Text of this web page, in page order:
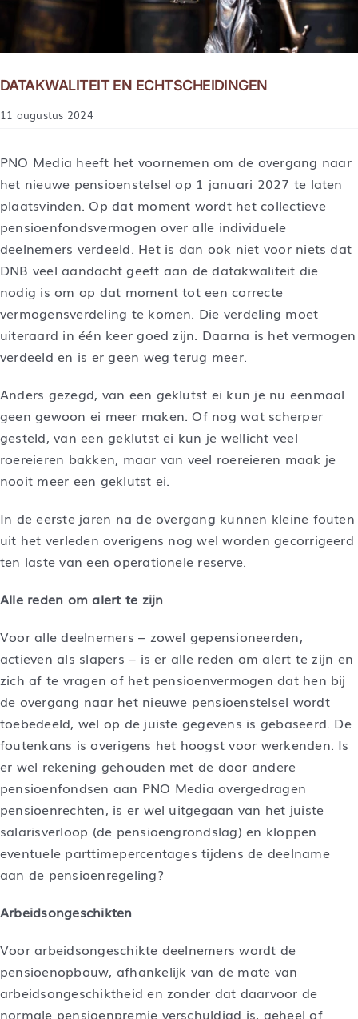
DATAKWALITEIT EN ECHTSCHEIDINGEN
11 augustus 2024
PNO Media heeft het voornemen om de overgang naar
het nieuwe pensioenstelsel op 1 januari 2027 te laten
plaatsvinden. Op dat moment wordt het collectieve
pensioenfondsvermogen over alle individuele
deelnemers verdeeld. Het is dan ook niet voor niets dat
DNB veel aandacht geeft aan de datakwaliteit die
nodig is om op dat moment tot een correcte
vermogensverdeling te komen. Die verdeling moet
uiteraard in één keer goed zijn. Daarna is het vermogen
verdeeld en is er geen weg terug meer.
Anders gezegd, van een geklutst ei kun je nu eenmaal
geen gewoon ei meer maken. Of nog wat scherper
gesteld, van een geklutst ei kun je wellicht veel
roereieren bakken, maar van veel roereieren maak je
nooit meer een geklutst ei.
In de eerste jaren na de overgang kunnen kleine fouten
uit het verleden overigens nog wel worden gecorrigeerd
ten laste van een operationele reserve.
Alle reden om alert te zijn
Voor alle deelnemers – zowel gepensioneerden,
actieven als slapers – is er alle reden om alert te zijn en
zich af te vragen of het pensioenvermogen dat hen bij
de overgang naar het nieuwe pensioenstelsel wordt
toebedeeld, wel op de juiste gegevens is gebaseerd. De
foutenkans is overigens het hoogst voor werkenden. Is
er wel rekening gehouden met de door andere
pensioenfondsen aan PNO Media overgedragen
pensioenrechten, is er wel uitgegaan van het juiste
salarisverloop (de pensioengrondslag) en kloppen
eventuele parttimepercentages tijdens de deelname
aan de pensioenregeling?
Arbeidsongeschikten
Voor arbeidsongeschikte deelnemers wordt de
pensioenopbouw, afhankelijk van de mate van
arbeidsongeschiktheid en zonder dat daarvoor de
normale pensioenpremie verschuldigd is, geheel of